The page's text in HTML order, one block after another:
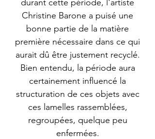
durant cette période, l'artiste
Christine Barone a puisé une
bonne partie de la matière
première nécessaire dans ce qui
aurait dû être justement recyclé.
Bien entendu, la période aura
certainement influencé la
structuration de ces objets avec
ces lamelles rassemblées,
regroupées, quelque peu
enfermées.